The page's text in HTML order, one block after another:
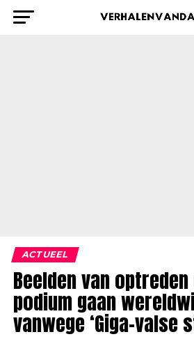
ACTUEEL
Beelden van optreden
podium gaan
vanwege ‘Giga-valse